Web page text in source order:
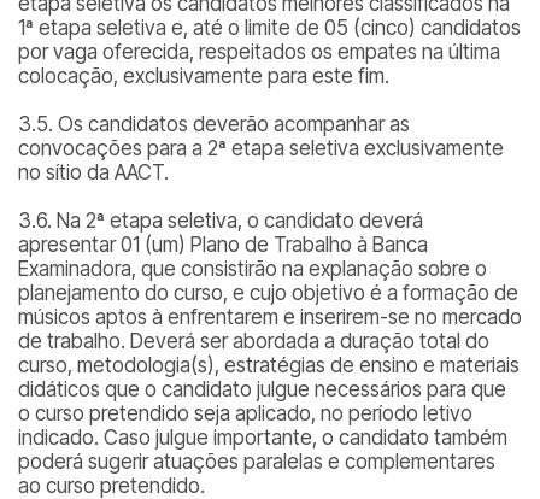
1ª etapa seletiva e, até o limite de 05 (cinco) candidatos
por vaga oferecida, respeitados os empates na última
colocação, exclusivamente para este fim.
3.5. Os candidatos deverão acompanhar as
convocações para a 2ª etapa seletiva exclusivamente
no sítio da AACT.
3.6. Na 2ª etapa seletiva, o candidato deverá
apresentar 01 (um) Plano de Trabalho à Banca
Examinadora, que consistirão na explanação sobre o
planejamento do curso, e cujo objetivo é a formação de
músicos aptos à enfrentarem e inserirem-se no mercado
de trabalho. Deverá ser abordada a duração total do
curso, metodologia(s), estratégias de ensino e materiais
didáticos que o candidato julgue necessários para que
o curso pretendido seja aplicado, no período letivo
indicado. Caso julgue importante, o candidato também
poderá sugerir atuações paralelas e complementares
ao curso pretendido.